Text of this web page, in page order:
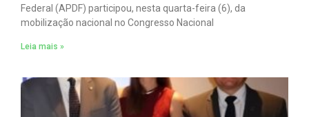
Federal (APDF) participou, nesta quarta-feira (6), da
mobilização nacional no Congresso Nacional
Leia mais »